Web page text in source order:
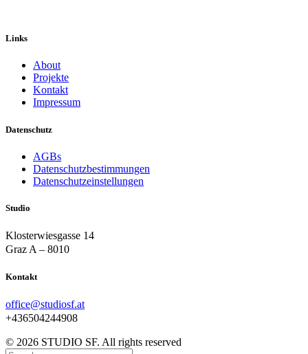
Links
About
Projekte
Kontakt
Impressum
Datenschutz
AGBs
Datenschutzbestimmungen
Datenschutzeinstellungen
Studio
Klosterwiesgasse 14
Graz A – 8010
Kontakt
office@studiosf.at
+436504244908
© 2026 STUDIO SF. All rights reserved